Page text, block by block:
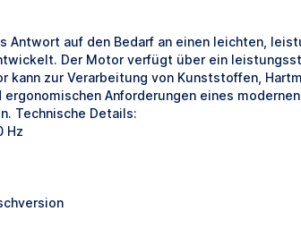
Antwort auf den Bedarf an einen leichten,
Der Motor verfügt über ein
kann zur Verarbeitung von Kunststoffen,
Anforderungen eines
Technische Details:
Hz